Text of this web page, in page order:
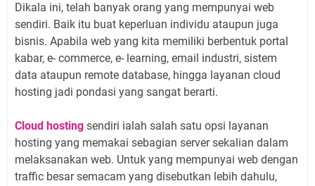
Dikala ini, telah banyak orang yang mempunyai web
sendiri. Baik itu buat keperluan individu ataupun juga
bisnis. Apabila web yang kita memiliki berbentuk portal
kabar, e- commerce, e- learning, email industri, sistem
data ataupun remote database, hingga layanan cloud
hosting jadi pondasi yang sangat berarti.
Cloud hosting sendiri ialah salah satu opsi layanan
hosting yang memakai sebagian server sekalian dalam
melaksanakan web. Untuk yang mempunyai web dengan
traffic besar semacam yang disebutkan lebih dahulu,